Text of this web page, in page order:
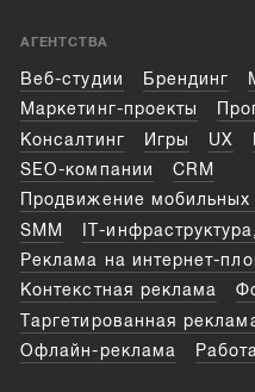
проектами,
О проекте:
Долгосрочный
морских
агентирования
прогнозирования
рейса. В команду
дополнительно 2
разработчика.
команде: PM/BA,
HTML
(vue.js), 3 full-stack
Разработка
спринтами по
интересно узнать,
АГЕНТСТВА
Веб-студии Брендинг
Маркетинг-проекты
Консалтинг
Игры UX
SEO-компании
CRM
Продвижение
SMM
IT-
Реклама на интернет-
Контекстная реклама
Таргетированная
Офлайн-реклама